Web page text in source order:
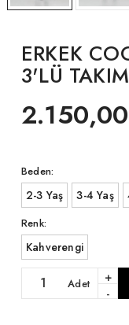
ERKEK
3'LÜ TAKIM
Beden:
2-3 Yaş 3-4 Yaş
Renk:
Kahverengi
Adet
+
-